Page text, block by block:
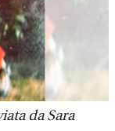
da Sara